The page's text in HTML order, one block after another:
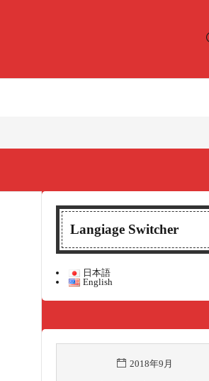
Langiage Switcher
日本語
English
2018年9月